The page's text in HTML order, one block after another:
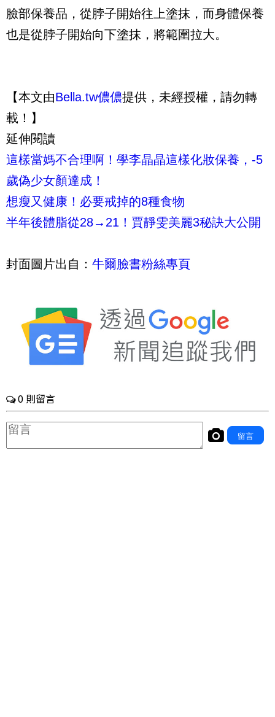
臉部保養品，從脖子開始往上塗抹，而身體保養
也是從脖子開始向下塗抹，將範圍拉大。
【本文由Bella.tw儂儂提供，未經授權，請勿轉
載！】
延伸閱讀
這樣當媽不合理啊！學李晶晶這樣化妝保養，-5
歲偽少女顏達成！
想瘦又健康！必要戒掉的8種食物
半年後體脂從28→21！賈靜雯美麗3秘訣大公開
封面圖片出自： 牛爾臉書粉絲專頁